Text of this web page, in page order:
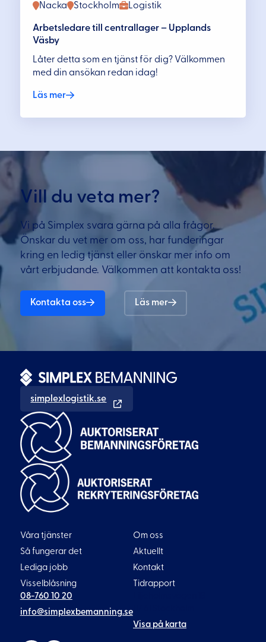
Logistik
Nacka Stockholm
Arbetsledare till centrallager – Upplands
Väsby
Låter detta som en tjänst för dig? Välkommen
med din ansökan redan idag!
Läs mer
Vill du veta mer?
Vi på Simplex svara gärna på alla frågor.
Önskar du vet mer om oss, har funderingar
kring en ledig tjänst eller önskar mer info om
vårt erbjudande. Välkommen att kontakta oss!
Kontakta oss Läs mer
simplexlogistik.se
08-760 10 20
info@simplexbemanning.se
Visa på karta
Våra tjänster
Så fungerar det
Lediga jobb
Visselblåsning
Om oss
Aktuellt
Kontakt
Tidrapport